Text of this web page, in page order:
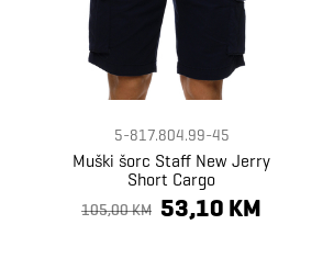
5-817.804.99-45
Muški šorc Staff New Jerry
Short Cargo
105,00 KM 53,10 KM